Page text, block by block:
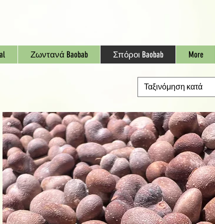
Ζωντανά Baobab Σπόροι Baobab More
Ταξινόμηση κατά